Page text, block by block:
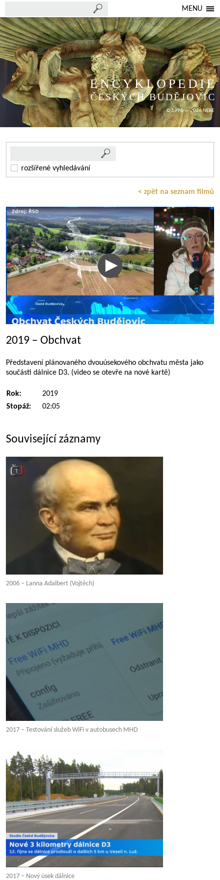
MENU
ENCYKLOPEDIE
ČESKÝCH BUDĚJOVIC
© 1998 — 2026 NEBE
rozšířené vyhledávání
< zpět na seznam filmů
2019 – Obchvat
Představení plánovaného dvouúsekového obchvatu města jako
součásti dálnice D3. (video se otevře na nové kartě)
Rok:
2019
Stopáž:
02:05
Související záznamy
2006 – Lanna Adalbert (Vojtěch)
2017 – Testování služeb WiFi v autobusech MHD
2017 – Nový úsek dálnice